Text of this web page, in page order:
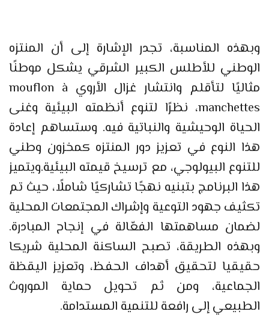
وبهذه المناسبة، تجدر الإشارة إلى أن المنتزه
الوطني للأطلس الكبير الشرقي يشكل موطنًا
مثاليًا لتأقلم وانتشار غزال الأروي mouflon à
manchettes، نظرًا لتنوع أنظمته البيئية وغنى
الحياة الوحيشية والنباتية فيه. وستساهم إعادة
هذا النوع في تعزيز دور المنتزه كمخزون وطني
للتنوع البيولوجي، مع ترسيخ قيمته البيئية.ويتميز
هذا البرنامج بتبنيه نهجًا تشاركيًا شاملًا، حيث تم
تكثيف جهود التوعية وإشراك المجتمعات المحلية
لضمان مساهمتها الفعّالة في إنجاح المبادرة.
وبهذه الطريقة، تصبح الساكنة المحلية شريكا
حقيقيا لتحقيق أهداف الحفظ، وتعزيز اليقظة
الجماعية، ومن ثم تحويل حماية الموروث
الطبيعي إلى رافعة للتنمية المستدامة.